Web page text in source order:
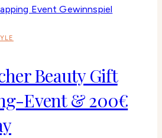
Beauty Gift
Event & 200€